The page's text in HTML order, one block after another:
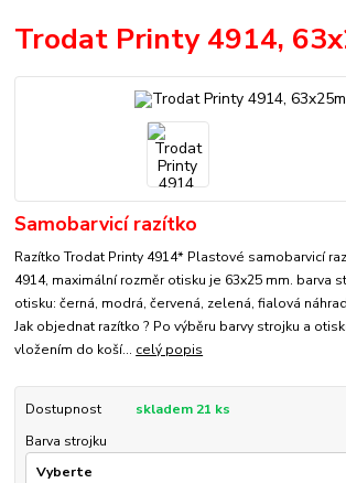
Trodat Printy 4914,
Samobarvicí razítko
Razítko Trodat Printy 4914* Plastové samobarvicí
4914, maximální rozměr otisku je 63x25 mm. barva
otisku: černá, modrá, červená, zelená, fialová
Jak objednat razítko ? Po výběru barvy strojku a
vložením do koší... celý popis
Dostupnost
skladem 21 ks
Barva strojku